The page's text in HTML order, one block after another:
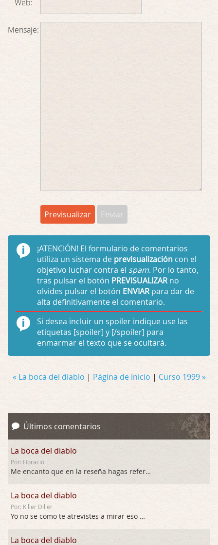
Web:
Mensaje:
¡ATENCIÓN! El formulario de comentarios
utiliza un sistema de previsualizacióncon el
objetivo luchar contra el spam. Por lo tanto,
tras pulsar el botón PREVISUALIZARno
olvides pulsar el botón ENVIARpara dar de
alta definitivamente el comentario.
Si desea incluir un spoiler indique use las
etiquetas [spoiler] y [/spoiler] para
enmarmar el texto que se ocultará.
« La boca del diablo | Página de inicio | Curso 1999 »
Últimos comentarios
La boca del diablo
Por: Horacio
Me encanto que en la reseña hagas referen …
La boca del diablo
Por: Killer Diller
Yo no se como te atrevistes a mirar eso …
La boca del diablo